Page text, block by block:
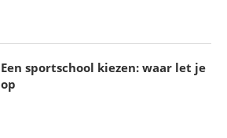
Een sportschool kiezen: waar let je
op